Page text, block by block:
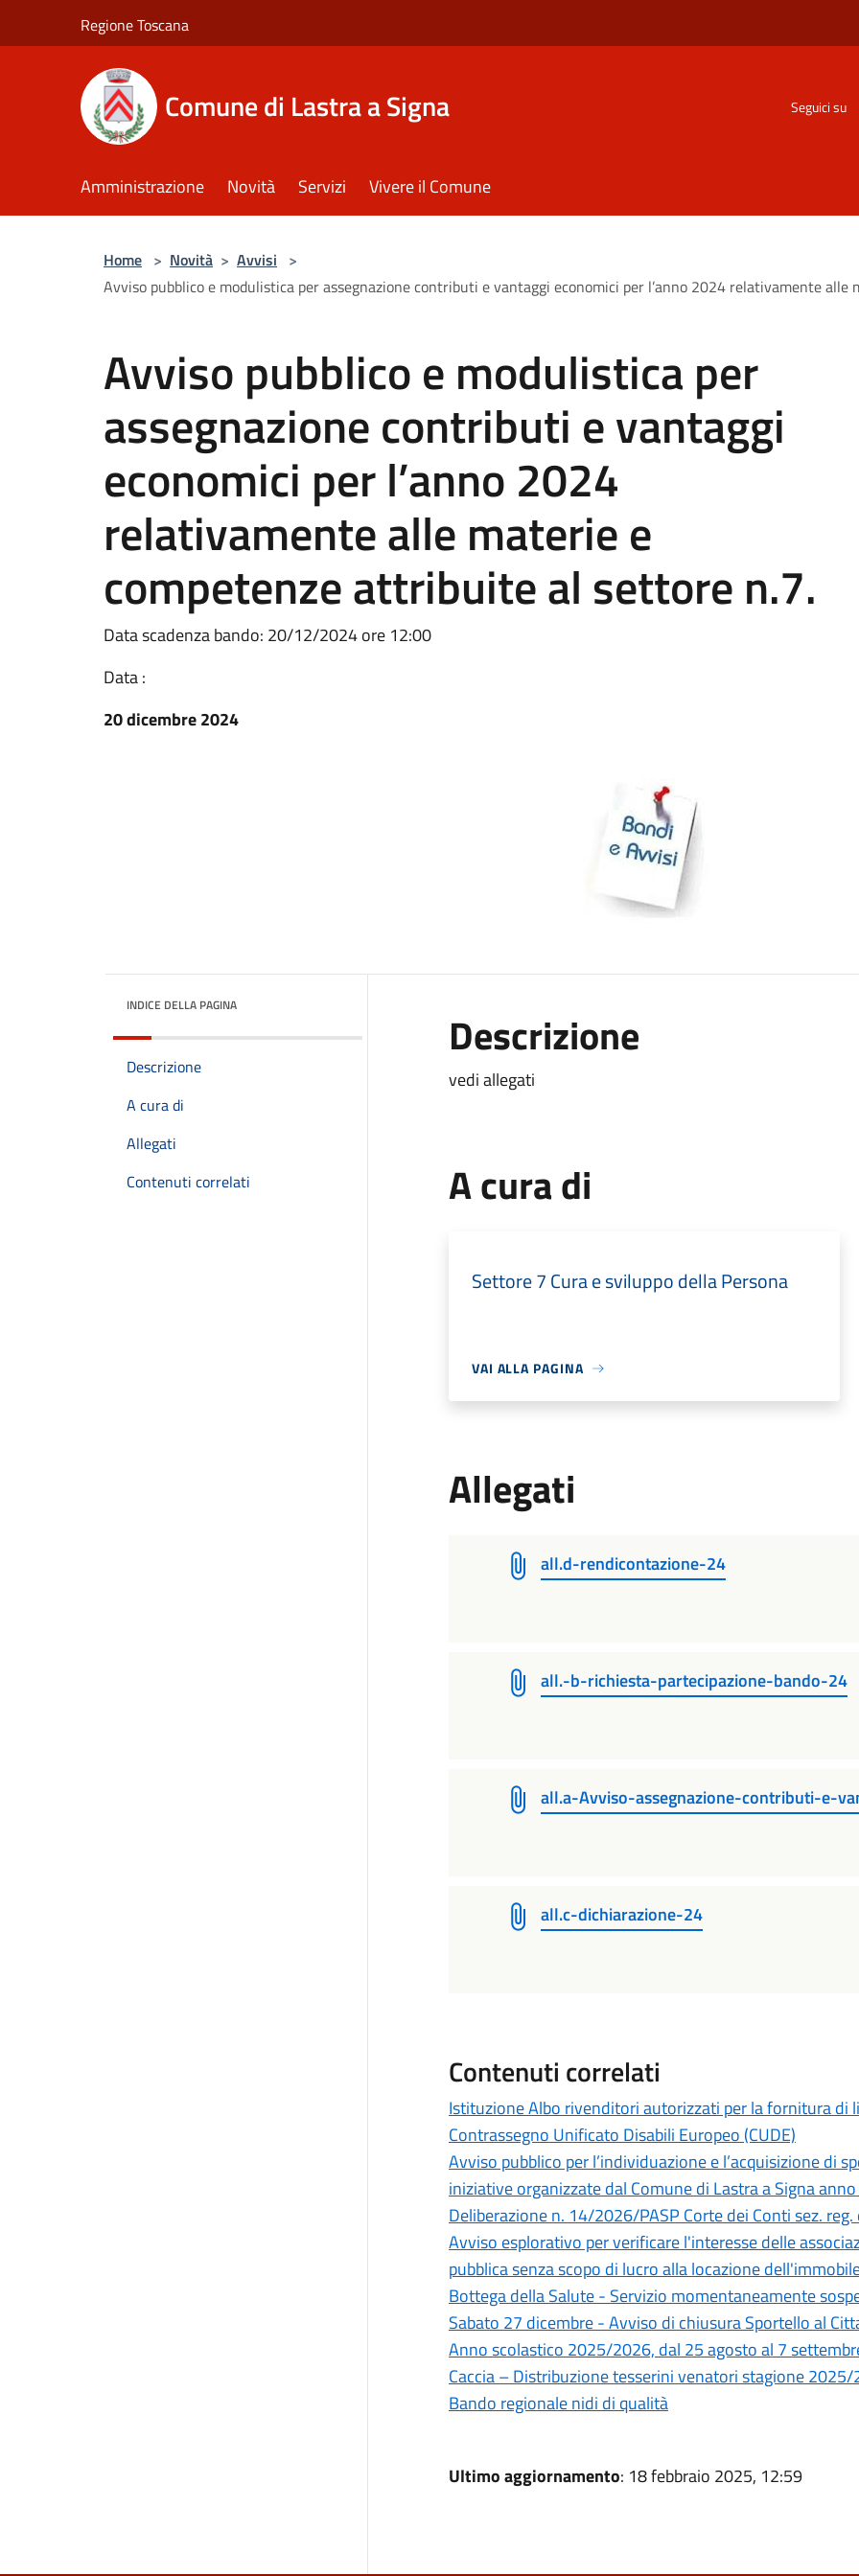
Regione Toscana
Comune di Lastra a Signa Seguici su
Amministrazione Novità Servizi Vivere il Comune
Home > Novità > Avvisi >
Avviso pubblico e modulistica per assegnazione contributi e vantaggi economici per l’anno 2024 relativamente
Avviso pubblico e modulistica per
assegnazione contributi e vantaggi
economici per l’anno 2024
relativamente alle materie e
competenze attribuite al settore n.7.
Data scadenza bando: 20/12/2024 ore 12:00
Data :
20 dicembre 2024
INDICE DELLA PAGINA
Descrizione
A cura di
Allegati
Contenuti correlati
Descrizione
vedi allegati
A cura di
Settore 7 Cura e sviluppo della Persona
VAI ALLA PAGINA
Allegati
all.d-rendicontazione-24
all.-b-richiesta-partecipazione-bando-24
all.a-Avviso-assegnazione-contributi-e-
all.c-dichiarazione-24
Contenuti correlati
Istituzione Albo rivenditori autorizzati per la fornitura di
Contrassegno Unificato Disabili Europeo (CUDE)
Avviso pubblico per l’individuazione e l’acquisizione di
iniziative organizzate dal Comune di Lastra a Signa
Deliberazione n. 14/2026/PASP Corte dei Conti sez.
Avviso esplorativo per verificare l'interesse delle
pubblica senza scopo di lucro alla locazione
Bottega della Salute - Servizio momentaneamente
Sabato 27 dicembre - Avviso di chiusura Sportello al
Anno scolastico 2025/2026, dal 25 agosto al 7
Caccia – Distribuzione tesserini venatori stagione
Bando regionale nidi di qualità
Ultimo aggiornamento: 18 febbraio 2025, 12:59